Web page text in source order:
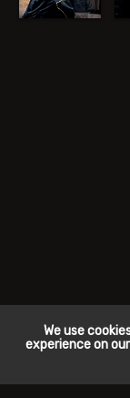
We use
experience on